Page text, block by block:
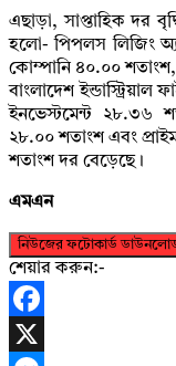
এছাড়া, সাপ্তাহিক দর
হলো- পিপলস লিজিং
কোম্পানি ৪০.০০
বাংলাদেশ ইন্ডাস্ট্রিয়াল
ইনভেস্টমেন্ট ২৮.৩৬
২৮.০০ শতাংশ এবং
শতাংশ দর বেড়েছে।
এমএন
নিউজের ফটোকার্ড
শেয়ার করুন:-
Facebook